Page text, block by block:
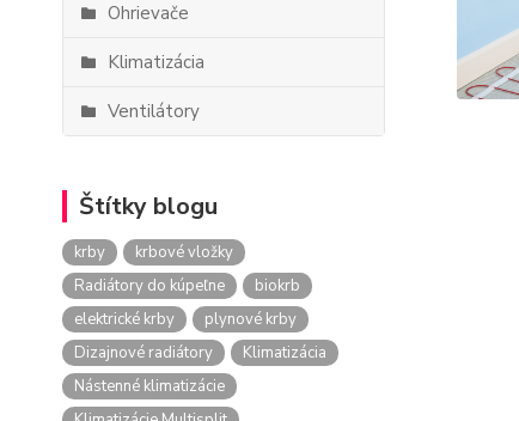
Ohrievače
Klimatizácia
Ventilátory
Štítky blogu
krby
krbové vložky
Radiátory do kúpeľne
biokrb
elektrické krby
plynové krby
Dizajnové radiátory
Klimatizácia
Nástenné klimatizácie